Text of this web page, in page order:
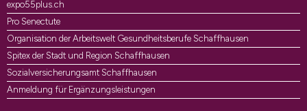
expo55plus.ch
Pro Senectute
Organisation der Arbeitswelt Gesundheitsberufe Schaffhausen
Spitex der Stadt und Region Schaffhausen
Sozialversicherungsamt Schaffhausen
Anmeldung für Ergänzungsleistungen